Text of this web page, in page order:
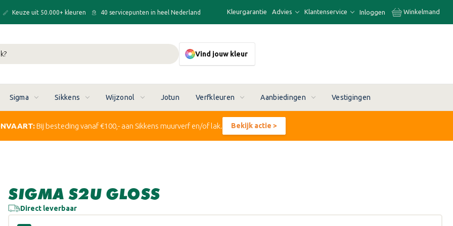
Keuze uit 50.000+ kleuren 40 servicepunten in heel Nederland Kleurgarantie Advies Klantenservice Inloggen Winkelmand
Vind jouw kleur
Sigma Sikkens Wijzonol Jotun Verfkleuren Aanbiedingen Vestigingen
Bij besteding vanaf €100,- aan Sikkens muurverf en/of lak. Bekijk actie >
SIGMA S2U GLOSS
Direct leverbaar